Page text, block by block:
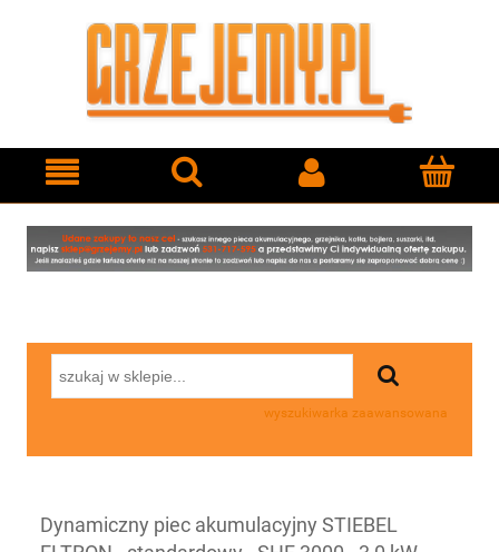
wyszukiwarka zaawansowana
Dynamiczny piec akumulacyjny STIEBEL